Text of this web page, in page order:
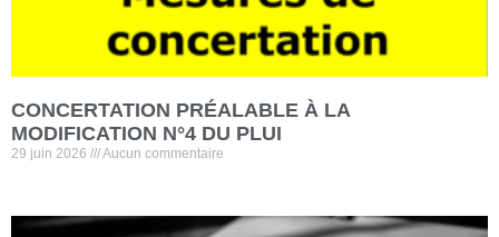
CONCERTATION PRÉALABLE À LA
MODIFICATION N°4 DU PLUI
29 juin 2026 Aucun commentaire